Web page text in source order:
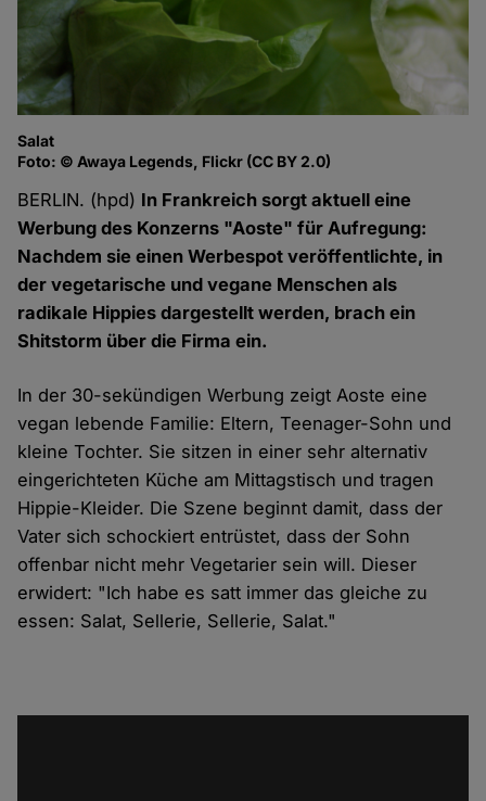
Salat
Foto: © Awaya Legends, Flickr (CC BY 2.0)
BERLIN. (hpd) In Frankreich sorgt aktuell eine
Werbung des Konzerns "Aoste" für Aufregung:
Nachdem sie einen Werbespot veröffentlichte, in
der vegetarische und vegane Menschen als
radikale Hippies dargestellt werden, brach ein
Shitstorm über die Firma ein.
In der 30-sekündigenWerbung zeigt Aoste eine
vegan lebende Familie: Eltern, Teenager-Sohn und
kleine Tochter. Sie sitzen in einer sehr alternativ
eingerichteten Küche am Mittagstisch und tragen
Hippie-Kleider. Die Szene beginnt damit, dass der
Vater sich schockiert entrüstet, dass der Sohn
offenbar nicht mehr Vegetarier sein will. Dieser
erwidert: "Ich habe es satt immer das gleiche zu
essen: Salat, Sellerie, Sellerie, Salat."